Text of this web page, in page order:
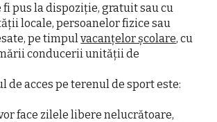
fi pus la dispoziție, gratuit sau cu
locale, persoanelor fizice sau
pe timpulvacanțelor școlare, cu
conducerii unității de
acces pe terenul de sport este:
face zilele libere nelucrătoare,